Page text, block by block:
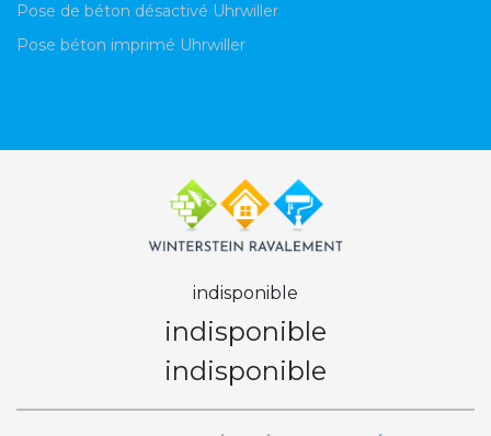
Pose de béton désactivé Uhrwiller
Pose béton imprimé Uhrwiller
indisponible
indisponible
indisponible